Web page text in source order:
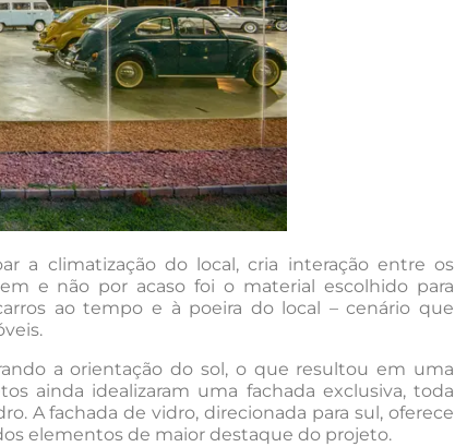
a climatização do local, cria interação entre os
e não por acaso foi o material escolhido para
ao tempo e à poeira do local – cenário que
a orientação do sol, o que resultou em uma
ainda idealizaram uma fachada exclusiva, toda
A fachada de vidro, direcionada para sul, oferece
elementos de maior destaque do projeto.